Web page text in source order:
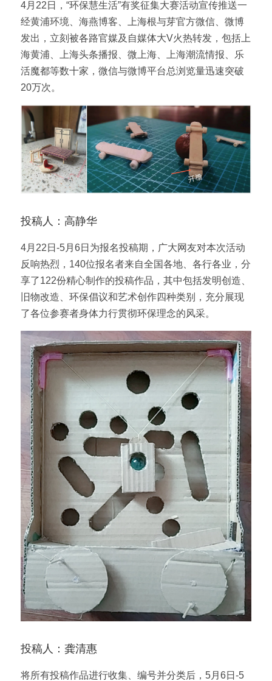
4月22日，“环保慧生活”有奖征集大赛活动宣传推送一
经黄浦环境、海燕博客、上海根与芽官方微信、微博
发出，立刻被各路官媒及自媒体大V火热转发，包括上
海黄浦、上海头条播报、微上海、上海潮流情报、乐
活魔都等数十家，微信与微博平台总浏览量迅速突破
20万次。
投稿人：高静华
4月22日-5月6日为报名投稿期，广大网友对本次活动
反响热烈，140位报名者来自全国各地、各行各业，分
享了122份精心制作的投稿作品，其中包括发明创造、
旧物改造、环保倡议和艺术创作四种类别，充分展现
了各位参赛者身体力行贯彻环保理念的风采。
投稿人：龚清惠
将所有投稿作品进行收集、编号并分类后，5月6日-5